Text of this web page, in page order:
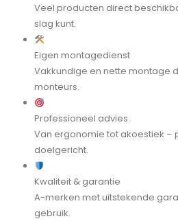
Veel producten direct
slag kunt.
Eigen montagedienst
Vakkundige en nette montage
monteurs.
Professioneel advies
Van ergonomie tot akoestiek –
doelgericht.
Kwaliteit & garantie
A-merken met uitstekende
gebruik.